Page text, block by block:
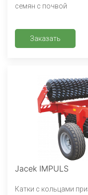
семян с почвой
Заказать
Jacek IMPULS
Катки с кольцами